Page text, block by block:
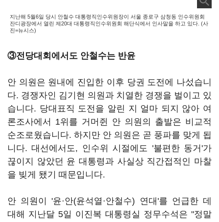
지난해 5월6일 당시 안철수 대통령직인수위원장이 서울 종로구 삼청동 인수위원회
잔디광장에서 열린 제20대 대통령직인수위원회 해단식에서 인사말을 하고 있다. (사
진=뉴시스)
③전당대회에서도 안철수는 반윤
안 의원은 원내에 진입한 이후 당권 도전에 나섰습니
다. 경쟁자인 김기현 의원과 치열한 경쟁을 벌이고 있
습니다. 당대표직 도전을 알린 지 얼마 되지 않아 여
론조사에서 1위를 거머쥔 안 의원의 출발은 비교적
순조로웠습니다. 하지만 안 의원은 곧 풍파를 맞게 됩
니다. 대선에서도, 인수위 시절에도 '불편한 동거'가
끊이지 않았던 윤 대통령과 사실상 직간접적인 마찰
을 빚게 됐기 때문입니다.
안 의원이 '윤·안(윤석열·안철수) 연대'를 언급한 데
대해 지난달 5일 이진복 대통령실 정무수석은 "정말